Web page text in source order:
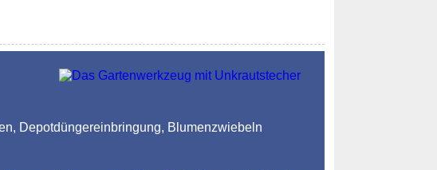
Depotdüngereinbringung, Blumenzwiebeln